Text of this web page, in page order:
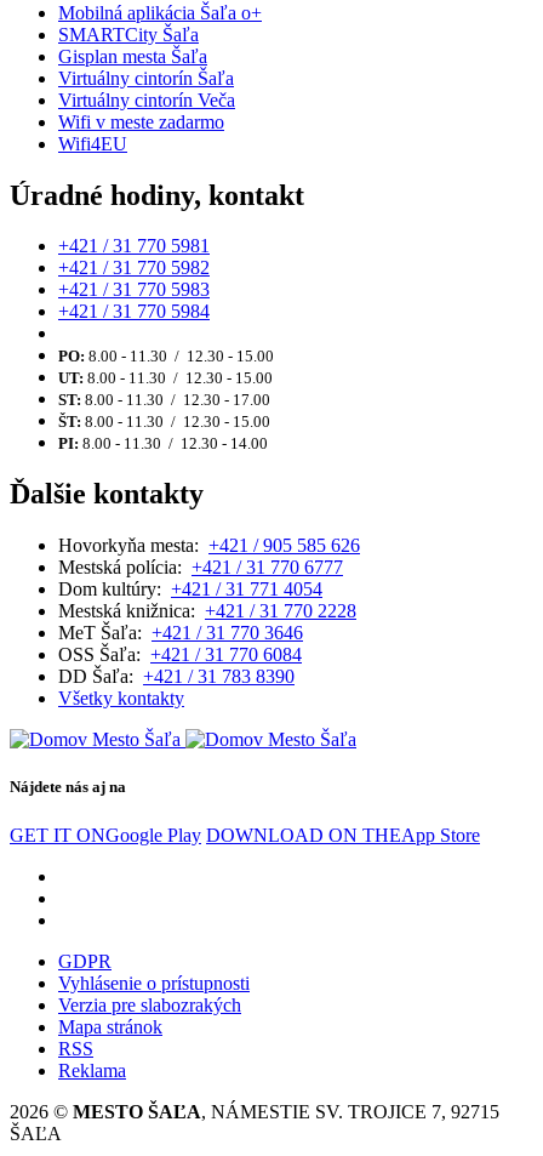
Mobilná aplikácia Šaľa o+
SMARTCity Šaľa
Gisplan mesta Šaľa
Virtuálny cintorín Šaľa
Virtuálny cintorín Veča
Wifi v meste zadarmo
Wifi4EU
Úradné hodiny, kontakt
+421 / 31 770 5981
+421 / 31 770 5982
+421 / 31 770 5983
+421 / 31 770 5984
PO: 8.00 - 11.30 / 12.30 - 15.00
UT: 8.00 - 11.30 / 12.30 - 15.00
ST: 8.00 - 11.30 / 12.30 - 17.00
ŠT: 8.00 - 11.30 / 12.30 - 15.00
PI: 8.00 - 11.30 / 12.30 - 14.00
Ďalšie kontakty
Hovorkyňa mesta: +421 / 905 585 626
Mestská polícia: +421 / 31 770 6777
Dom kultúry: +421 / 31 771 4054
Mestská knižnica: +421 / 31 770 2228
MeT Šaľa: +421 / 31 770 3646
OSS Šaľa: +421 / 31 770 6084
DD Šaľa: +421 / 31 783 8390
Všetky kontakty
Nájdete nás aj na
GET IT ONGoogle Play DOWNLOAD ON THEApp Store
GDPR
Vyhlásenie o prístupnosti
Verzia pre slabozrakých
Mapa stránok
RSS
Reklama
2026 © MESTO ŠAĽA, NÁMESTIE SV. TROJICE 7, 92715
ŠAĽA